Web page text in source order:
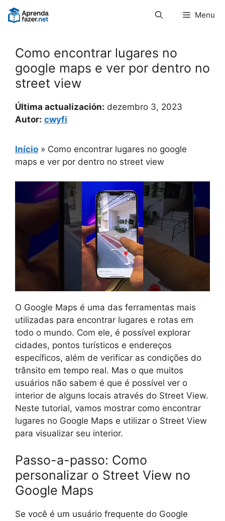
Pular
para
Menu
Como encontrar lugares no
google maps e ver por dentro no
street view
Última actualización: dezembro 3, 2023
Autor: cwyfi
Início » Como encontrar lugares no google
maps e ver por dentro no street view
O Google Maps é uma das ferramentas mais
utilizadas para encontrar lugares e rotas em
todo o mundo. Com ele, é possível explorar
cidades, pontos turísticos e endereços
específicos, além de verificar as condições do
trânsito em tempo real. Mas o que muitos
usuários não sabem é que é possível ver o
interior de alguns locais através do Street View.
Neste tutorial, vamos mostrar como encontrar
lugares no Google Maps e utilizar o Street View
para visualizar seu interior.
Passo-a-passo: Como
personalizar o Street View no
Google Maps
Se você é um usuário frequente do Google